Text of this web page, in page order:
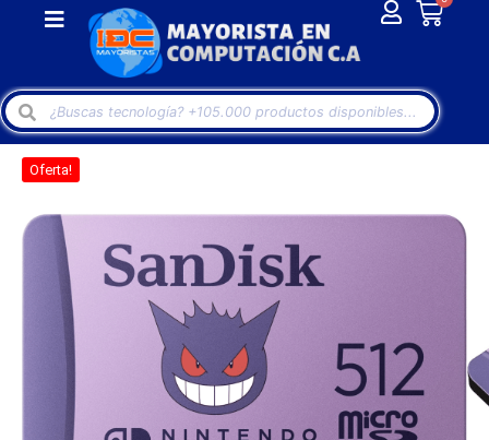
Oferta!